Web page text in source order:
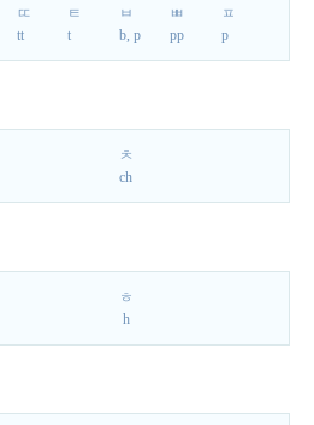
ㄸ
tt
ㅌ
t
ㅂ
b, p
ㅃ
pp
ㅍ
p
ㅊ
ch
ㅎ
h